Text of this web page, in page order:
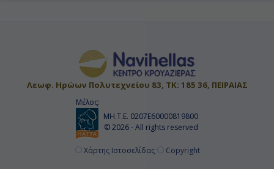
Λεωφ. Ηρώων Πολυτεχνείου 83, ΤΚ: 185 36, ΠΕΙΡΑΙΑΣ
Μέλος:
ΜΗ.Τ.Ε. 0207Ε60000819800
© 2026 - All rights reserved
Χάρτης Ιστοσελίδας Copyright